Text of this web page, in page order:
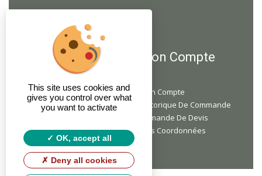
Je Suis Professionnel, Mais Je N'ai Pas Encore De Compte, Comment Faire ?
Je Ne Suis Pas Un Professionnel, Puis-Je Acheter Du Matériel Chez Vous ?
Mon Compte
Mon Compte
Historique De Commande
Demande De Devis
Mes Coordonnées
This site uses cookies and
gives you control over what
you want to activate
OK, accept all
Deny all cookies